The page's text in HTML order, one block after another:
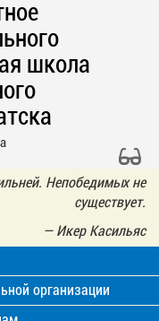
школа
Непобедимых не
существует.
— Икер Касильяс
организации